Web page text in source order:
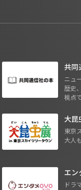
共同
ニュ
歴史
視点
大昆
東京
大人
エン
ドラ